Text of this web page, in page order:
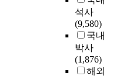
석사
(9,580)
국내
박사
(1,876)
해외